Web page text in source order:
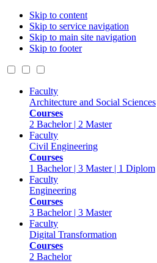
Skip to content
Skip to service navigation
Skip to main site navigation
Skip to footer
Faculty
Architecture and Social Sciences
Courses
2 Bachelor | 2 Master
Faculty
Civil Engineering
Courses
1 Bachelor | 3 Master | 1 Diplom
Faculty
Engineering
Courses
3 Bachelor | 3 Master
Faculty
Digital Transformation
Courses
2 Bachelor